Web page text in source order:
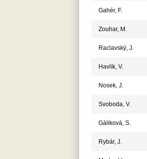
Gahér, F.
Zouhar, M.
Raclavský, J.
Havlík, V.
Nosek, J.
Svoboda, V.
Gáliková, S.
Rybár, J.